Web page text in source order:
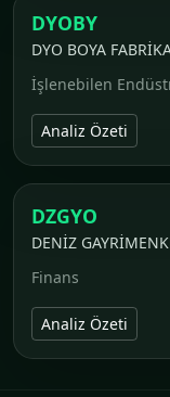
DYOBY
DYO BOYA
İşlenebilen
Analiz Özeti
DZGYO
DENİZ
Finans
Analiz Özeti